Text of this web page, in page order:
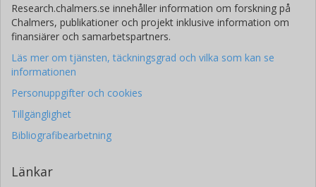
Research.chalmers.se innehåller information om forskning på
Chalmers, publikationer och projekt inklusive information om
finansiärer och samarbetspartners.
Läs mer om tjänsten, täckningsgrad och vilka som kan se
informationen
Personuppgifter och cookies
Tillgänglighet
Bibliografibearbetning
Länkar